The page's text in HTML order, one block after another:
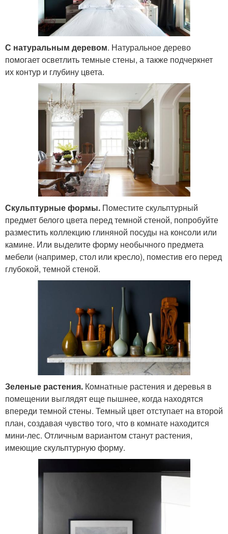
С натуральным деревом. Натуральное дерево
помогает осветлить темные стены, а также подчеркнет
их контур и глубину цвета.
Скульптурные формы. Поместите скульптурный
предмет белого цвета перед темной стеной, попробуйте
разместить коллекцию глиняной посуды на консоли или
камине. Или выделите форму необычного предмета
мебели (например, стол или кресло), поместив его перед
глубокой, темной стеной.
Зеленые растения. Комнатные растения и деревья в
помещении выглядят еще пышнее, когда находятся
впереди темной стены. Темный цвет отступает на второй
план, создавая чувство того, что в комнате находится
мини-лес. Отличным вариантом станут растения,
имеющие скульптурную форму.